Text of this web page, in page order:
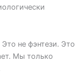
Это не фэнтези. Это
Мы только